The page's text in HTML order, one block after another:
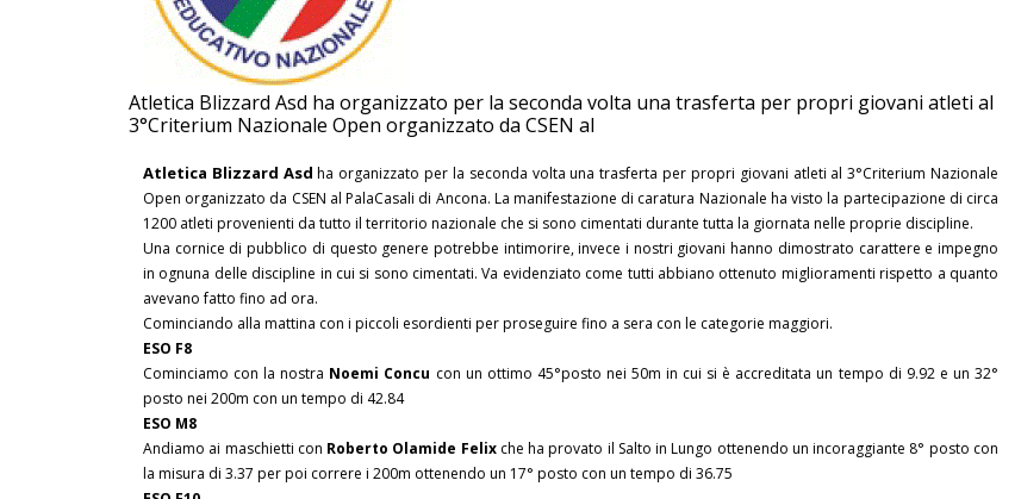
Atletica Blizzard Asd ha organizzato per la seconda volta una trasferta per propri giovani atleti al
3°Criterium Nazionale Open organizzato da CSEN al
Atletica Blizzard Asd ha organizzato per la seconda volta una trasferta per propri giovani atleti al 3°Criterium Nazionale
Open organizzato da CSEN al PalaCasali di Ancona. La manifestazione di caratura Nazionale ha visto la partecipazione di circa
1200 atleti provenienti da tutto il territorio nazionale che si sono cimentati durante tutta la giornata nelle proprie discipline.
Una cornice di pubblico di questo genere potrebbe intimorire, invece i nostri giovani hanno dimostrato carattere e impegno
in ognuna delle discipline in cui si sono cimentati. Va evidenziato come tutti abbiano ottenuto miglioramenti rispetto a quanto
avevano fatto fino ad ora.
Cominciando alla mattina con i piccoli esordienti per proseguire fino a sera con le categorie maggiori.
ESO F8
Cominciamo con la nostra Noemi Concu con un ottimo 45°posto nei 50m in cui si è accreditata un tempo di 9.92 e un 32°
posto nei 200m con un tempo di 42.84
ESO M8
Andiamo ai maschietti con Roberto Olamide Felixche ha provato il Salto in Lungo ottenendo un incoraggiante 8° posto con
la misura di 3.37 per poi correre i 200m ottenendo un 17° posto con un tempo di 36.75